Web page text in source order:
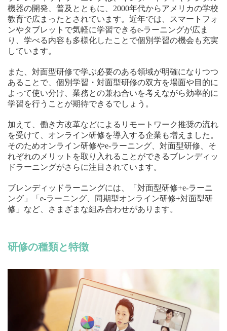
機器の開発、普及とともに、2000年代からアメリカの学校
教育で広まったとされています。近年では、スマートフォ
ンやタブレットで気軽に学習できるe-ラーニングが広ま
り、学べる内容も多様化したことで個別学習の機会も充実
しています。
また、対面型研修で学ぶ必要のある領域が明確になりつつ
あることで、個別学習・対面型研修の双方を場面や目的に
よって使い分け、業務との兼ね合いを考えながら効率的に
学習を行うことが期待できるでしょう。
加えて、働き方改革などによるリモートワーク推奨の流れ
を受けて、オンライン研修を導入する企業も増えました。
そのためオンライン研修やe-ラーニング、対面型研修、そ
れぞれのメリットを取り入れることができるブレンディッ
ドラーニングがさらに注目されています。
ブレンディッドラーニングには、「対面型研修+e-ラーニ
ング」「e-ラーニング、同期型オンライン研修+対面型研
修」など、さまざまな組み合わせがあります。
研修の種類と特徴